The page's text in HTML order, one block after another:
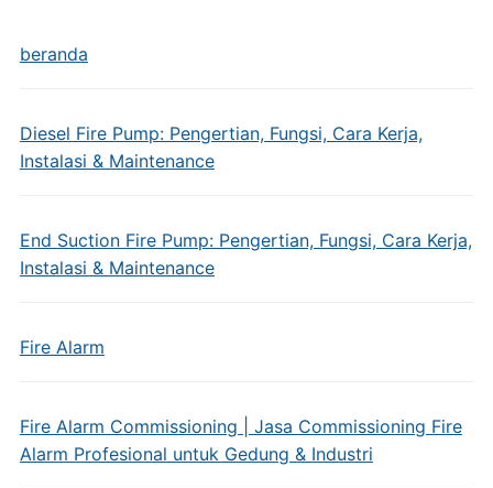
beranda
Diesel Fire Pump: Pengertian, Fungsi, Cara Kerja,
Instalasi & Maintenance
End Suction Fire Pump: Pengertian, Fungsi, Cara Kerja,
Instalasi & Maintenance
Fire Alarm
Fire Alarm Commissioning | Jasa Commissioning Fire
Alarm Profesional untuk Gedung & Industri